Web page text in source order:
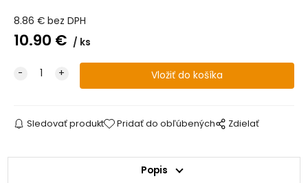
8.86 € bez DPH
10.90 € ks
Sledovať produkt Pridať do obľúbených Zdielať
Popis